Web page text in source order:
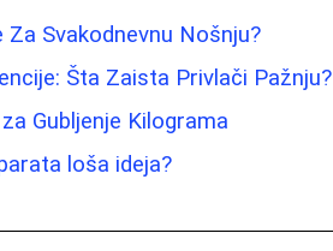
Za Svakodnevnu Nošnju?
Šta Zaista Privlači Pažnju?
Gubljenje Kilograma
loša ideja?